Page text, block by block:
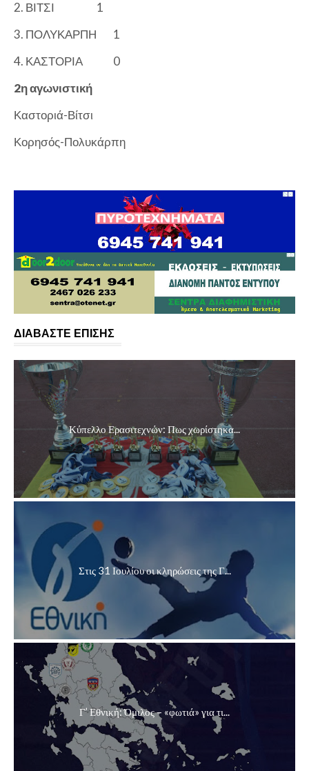
2. ΒΙΤΣΙ
1
3. ΠΟΛΥΚΑΡΠΗ
1
4. ΚΑΣΤΟΡΙΑ
0
2η αγωνιστική
Καστοριά-Βίτσι
Κορησός-Πολυκάρπη
ΔΙΑΒΑΣΤΕ ΕΠΙΣΗΣ
Κύπελλο Ερασιτεχνών: Πως χωρίστηκα...
Στις 31 Ιουλίου οι κληρώσεις της Γ...
Γ’ Εθνική: Όμιλος – «φωτιά» για τι...